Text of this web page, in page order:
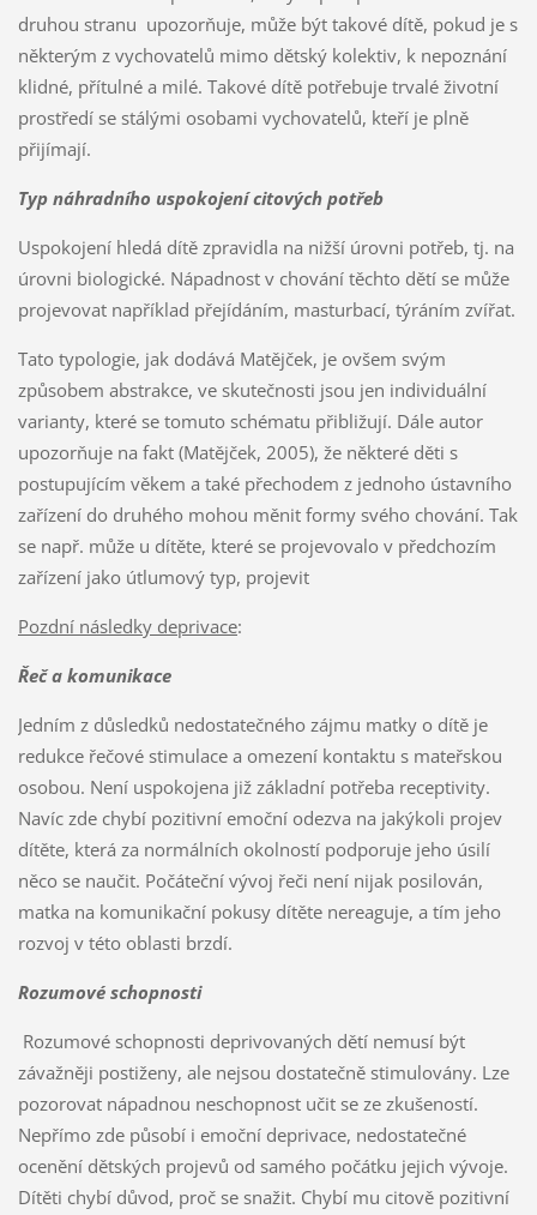
druhou stranu upozorňuje, může být takové dítě, pokud je s
některým z vychovatelů mimo dětský kolektiv, k nepoznání
klidné, přítulné a milé. Takové dítě potřebuje trvalé životní
prostředí se stálými osobami vychovatelů, kteří je plně
přijímají.
Typ náhradního uspokojení citových potřeb
Uspokojení hledá dítě zpravidla na nižší úrovni potřeb, tj. na
úrovni biologické. Nápadnost v chování těchto dětí se může
projevovat například přejídáním, masturbací, týráním zvířat.
Tato typologie, jak dodává Matějček, je ovšem svým
způsobem abstrakce, ve skutečnosti jsou jen individuální
varianty, které se tomuto schématu přibližují. Dále autor
upozorňuje na fakt (Matějček, 2005), že některé děti s
postupujícím věkem a také přechodem z jednoho ústavního
zařízení do druhého mohou měnit formy svého chování. Tak
se např. může u dítěte, které se projevovalo v předchozím
zařízení jako útlumový typ, projevit
Pozdní následky deprivace:
Řeč a komunikace
Jedním z důsledků nedostatečného zájmu matky o dítě je
redukce řečové stimulace a omezení kontaktu s mateřskou
osobou. Není uspokojena již základní potřeba receptivity.
Navíc zde chybí pozitivní emoční odezva na jakýkoli projev
dítěte, která za normálních okolností podporuje jeho úsilí
něco se naučit. Počáteční vývoj řeči není nijak posilován,
matka na komunikační pokusy dítěte nereaguje, a tím jeho
rozvoj v této oblasti brzdí.
Rozumové schopnosti
Rozumové schopnosti deprivovaných dětí nemusí být
závažněji postiženy, ale nejsou dostatečně stimulovány. Lze
pozorovat nápadnou neschopnost učit se ze zkušeností.
Nepřímo zde působí i emoční deprivace, nedostatečné
ocenění dětských projevů od samého počátku jejich vývoje.
Dítěti chybí důvod, proč se snažit. Chybí mu citově pozitivní